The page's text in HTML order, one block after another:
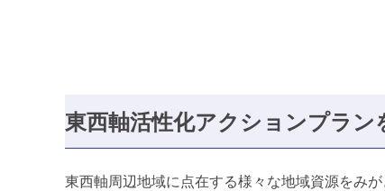
東西軸活性化アクションプラン
東西軸周辺地域に点在する様々な地域資源をみ